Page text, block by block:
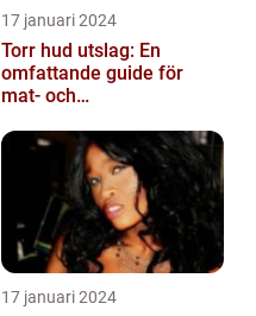
17 januari 2024
Torr hud utslag: En
omfattande guide för
mat- och
17 januari 2024